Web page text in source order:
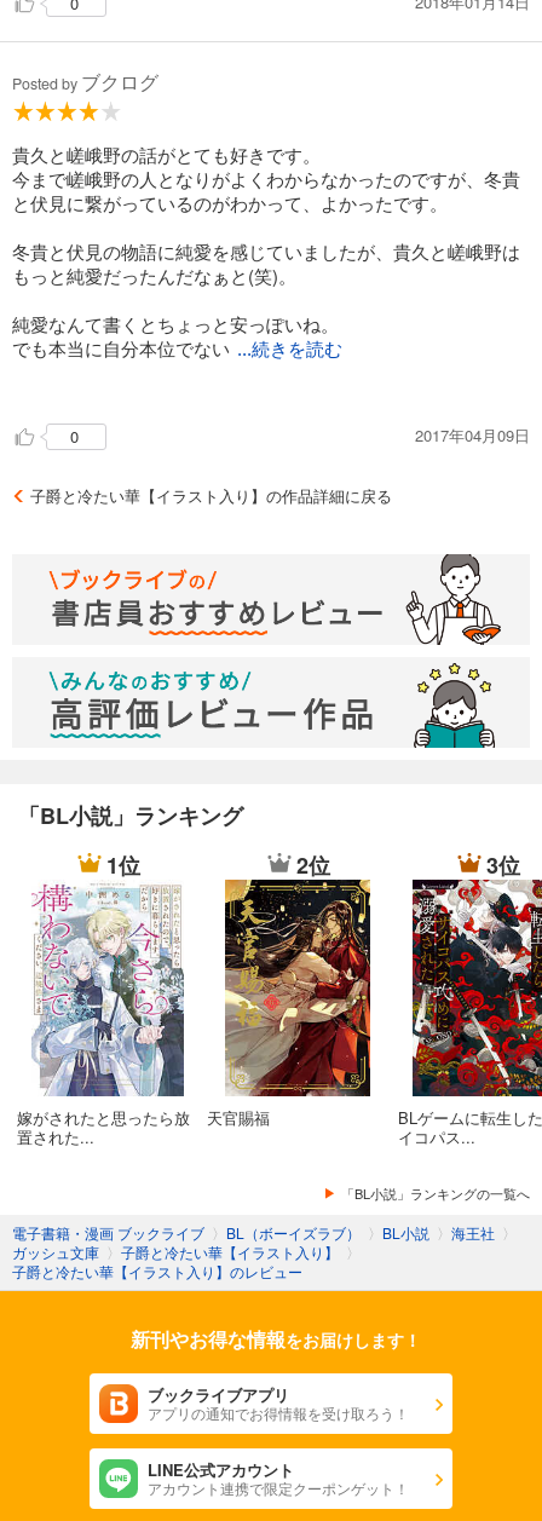
Posted by ブクログ
貴久と嵯峨野の話がとても好きです。
今まで嵯峨野の人となりがよくわからなかったのですが、冬貴
と伏見に繋がっているのがわかって、よかったです。
冬貴と伏見の物語に純愛を感じていましたが、貴久と嵯峨野は
もっと純愛だったんだなぁと(笑)。
純愛なんて書くとちょっと安っぽいね。
でも本当に自分本位でない ...続きを読む
じーんとくる部分がある。
0 2017年04月09日
子爵と冷たい華【イラスト入り】の作品詳細に戻る
「BL小説」ランキング
1位
嫁がされたと思ったら放
置された...
2位
天官賜福
3位
BLゲームに転生し
イコパス...
「BL小説」ランキングの一覧へ
電子書籍・漫画 ブックライブ 〉 BL（ボーイズラブ） 〉 BL小説 〉 海王社 〉
ガッシュ文庫 〉 子爵と冷たい華【イラスト入り】
〉
子爵と冷たい華【イラスト入り】のレビュー
新刊やお得な情報をお届けします！
ブックライブアプリ
アプリの通知でお得情報を受け取ろう！
LINE公式アカウント
アカウント連携で限定クーポンゲット！